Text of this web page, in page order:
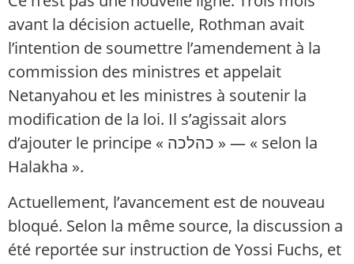
avant la décision actuelle, Rothman avait
l’intention de soumettre l’amendement à la
commission des ministres et appelait
Netanyahou et les ministres à soutenir la
modification de la loi. Il s’agissait alors
d’ajouter le principe « כהלכה » — « selon la
Halakha ».
Actuellement, l’avancement est de nouveau
bloqué. Selon la même source, la discussion a
été reportée sur instruction de Yossi Fuchs, et